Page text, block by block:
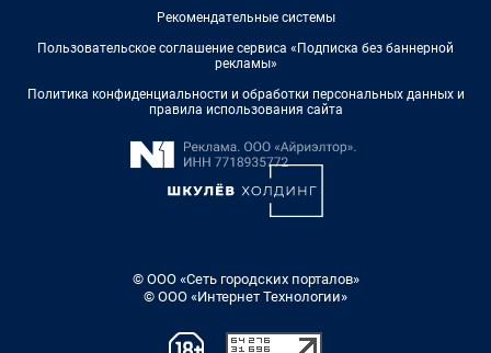
Рекомендательные системы
Пользовательское соглашение сервиса «Подписка без баннерной
рекламы»
Политика конфиденциальности и обработки персональных данных и
правила использования сайта
© ООО «Сеть городских порталов»
© ООО «Интернет Технологии»